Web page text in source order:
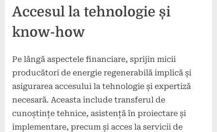
Accesul la tehnologie și
know-how
Pe lângă aspectele financiare, sprijin micii
producători de energie regenerabilă implică și
asigurarea accesului la tehnologie și expertiză
necesară. Aceasta include transferul de
cunoștințe tehnice, asistență în proiectare și
implementare, precum și acces la servicii de